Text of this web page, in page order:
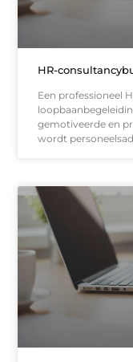
HR-
Een professioneel
gemotiveerde en
wordt